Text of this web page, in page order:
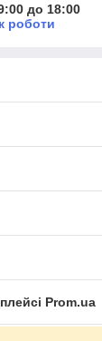
до 18:00
роботи
Prom.ua